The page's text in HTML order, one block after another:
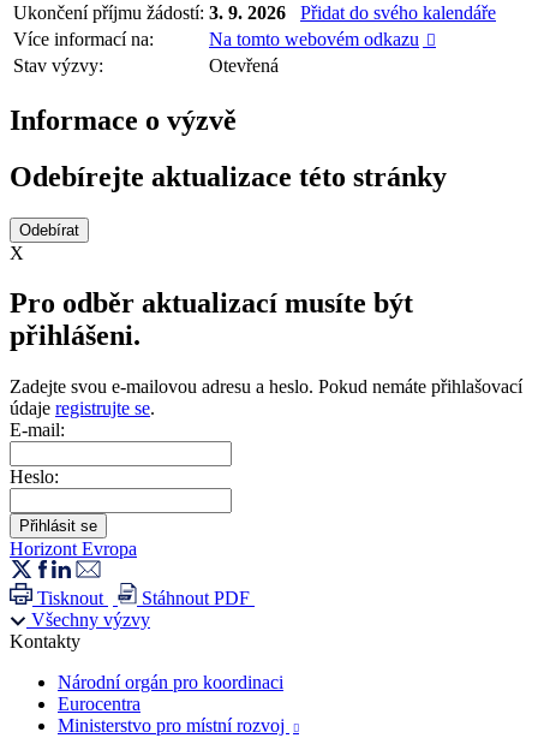
Ukončení příjmu žádostí: 3. 9. 2026
Přidat do svého kalendáře
Více informací na:
Na tomto webovém odkazu 
Stav výzvy: Otevřená
Informace o výzvě
Odebírejte aktualizace této stránky
X
Pro odběr aktualizací musíte být
přihlášeni.
Zadejte svou e-mailovou adresu a heslo. Pokud nemáte přihlašovací
údaje registrujte se.
E-mail:
Heslo:
Horizont Evropa
Tisknout
Stáhnout PDF
Všechny výzvy
Kontakty
Národní orgán pro koordinaci
Eurocentra
Ministerstvo pro místní rozvoj
